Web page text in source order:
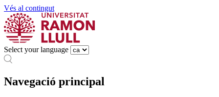
Vés al contingut
Select your language
Navegació principal